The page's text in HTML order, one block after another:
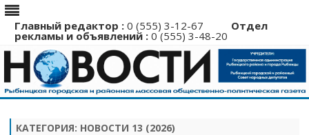
Главный редактор : 0 (555) 3-12-67 Отдел
рекламы и объявлений : 0 (555) 3-48-20
Перейти
содержимому
КАТЕГОРИЯ: НОВОСТИ 13 (2026)